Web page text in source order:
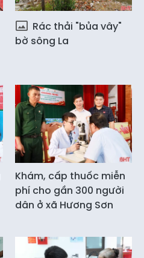
Rác thải "bủa vây"
bờ sông La
Khám, cấp thuốc miễn
phí cho gần 300 người
dân ở xã Hương Sơn